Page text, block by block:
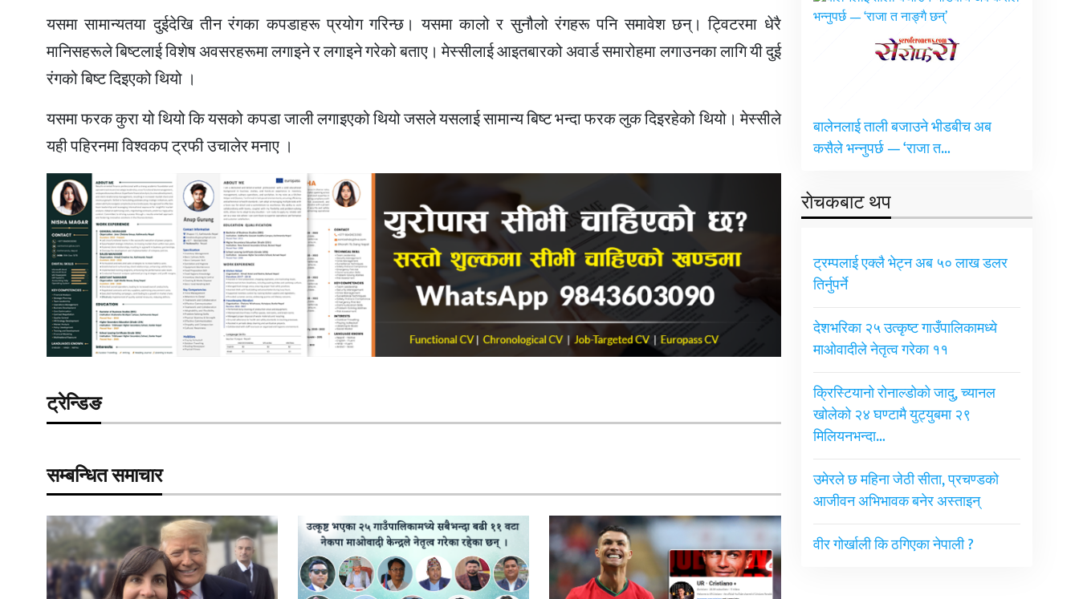
यसमा सामान्यतया दुईदेखि तीन रंगका कपडाहरू प्रयोग गरिन्छ। यसमा कालो र सुनौलो रंगहरू पनि समावेश छन्। ट्विटरमा धेरै
मानिसहरूले बिष्टलाई विशेष अवसरहरूमा लगाइने र लगाइने गरेको बताए। मेस्सीलाई आइतबारको अवार्ड समारोहमा लगाउनका लागि यी दुई
रंगको बिष्ट दिइएको थियो ।
यसमा फरक कुरा यो थियो कि यसको कपडा जाली लगाइएको थियो जसले यसलाई सामान्य बिष्ट भन्दा फरक लुक दिइरहेको थियो। मेस्सीले
यही पहिरनमा विश्वकप ट्रफी उचालेर मनाए ।
ट्रेन्डिङ
सम्बन्धित समाचार
बालेनलाई ताली बजाउने भीडबीच अब
कसैले भन्नुपर्छ — ‘राजा त…
रोचकबाट थप
ट्रम्पलाई एक्लै भेट्न अब ५० लाख डलर
तिर्नुपर्ने
देशभरिका २५ उत्कृष्ट गाउँपालिकामध्ये
माओवादीले नेतृत्व गरेका ११
क्रिस्टियानो रोनाल्डोको जादु, च्यानल
खोलेको २४ घण्टामै युट्युबमा २९
मिलियनभन्दा…
उमेरले छ महिना जेठी सीता, प्रचण्डको
आजीवन अभिभावक बनेर अस्ताइन्
वीर गोर्खाली कि ठगिएका नेपाली ?